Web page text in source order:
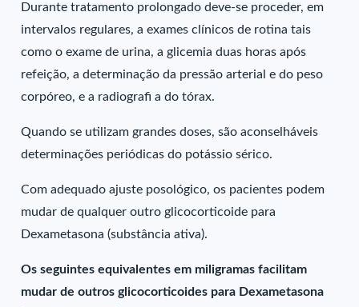
Durante tratamento prolongado deve-se proceder, em
intervalos regulares, a exames clínicos de rotina tais
como o exame de urina, a glicemia duas horas após
refeição, a determinação da pressão arterial e do peso
corpóreo, e a radiografi a do tórax.
Quando se utilizam grandes doses, são aconselháveis
determinações periódicas do potássio sérico.
Com adequado ajuste posológico, os pacientes podem
mudar de qualquer outro glicocorticoide para
Dexametasona (substância ativa).
Os seguintes equivalentes em miligramas facilitam
mudar de outros glicocorticoides para Dexametasona